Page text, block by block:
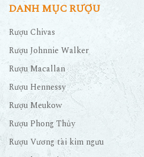
DANH MỤC RƯỢU
Rượu Chivas
Rượu Johnnie Walker
Rượu Macallan
Rượu Hennessy
Rượu Meukow
Rượu Phong Thủy
Rượu Vương tài kim ngưu